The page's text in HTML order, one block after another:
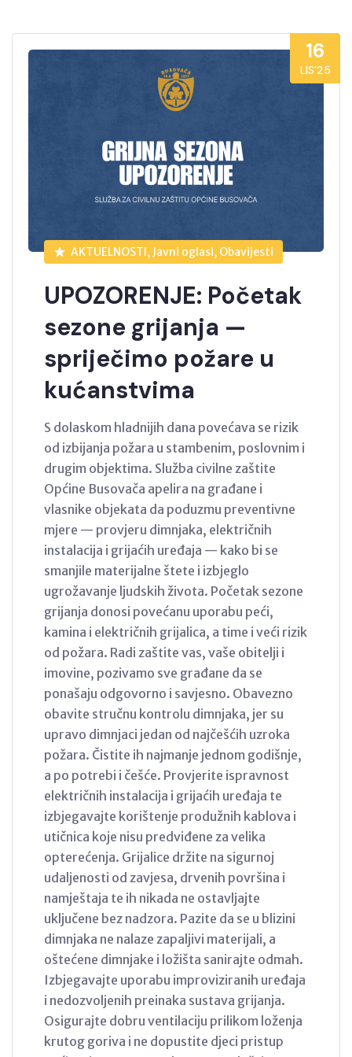
16
LIS’25
AKTUELNOSTI, Javni oglasi, Obavijesti
UPOZORENJE: Početak
sezone grijanja —
spriječimo požare u
kućanstvima
S dolaskom hladnijih dana povećava se rizik
od izbijanja požara u stambenim, poslovnim i
drugim objektima. Služba civilne zaštite
Općine Busovača apelira na građane i
vlasnike objekata da poduzmu preventivne
mjere — provjeru dimnjaka, električnih
instalacija i grijaćih uređaja — kako bi se
smanjile materijalne štete i izbjeglo
ugrožavanje ljudskih života. Početak sezone
grijanja donosi povećanu uporabu peći,
kamina i električnih grijalica, a time i veći rizik
od požara. Radi zaštite vas, vaše obitelji i
imovine, pozivamo sve građane da se
ponašaju odgovorno i savjesno. Obavezno
obavite stručnu kontrolu dimnjaka, jer su
upravo dimnjaci jedan od najčešćih uzroka
požara. Čistite ih najmanje jednom godišnje,
a po potrebi i češće. Provjerite ispravnost
električnih instalacija i grijaćih uređaja te
izbjegavajte korištenje produžnih kablova i
utičnica koje nisu predviđene za velika
opterećenja. Grijalice držite na sigurnoj
udaljenosti od zavjesa, drvenih površina i
namještaja te ih nikada ne ostavljajte
uključene bez nadzora. Pazite da se u blizini
dimnjaka ne nalaze zapaljivi materijali, a
oštećene dimnjake i ložišta sanirajte odmah.
Izbjegavajte uporabu improviziranih uređaja
i nedozvoljenih preinaka sustava grijanja.
Osigurajte dobru ventilaciju prilikom loženja
krutog goriva i ne dopustite djeci pristup